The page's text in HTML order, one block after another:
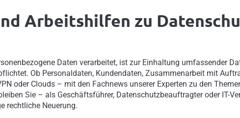
Arbeitshilfen zu
Daten verarbeitet, ist zur Einhaltung umfassender
Ob Personaldaten, Kundendaten, Zusammenarbeit mit
oder Clouds – mit den Fachnews unserer Experten zu den
Sie – als Geschäftsführer, Datenschutzbeauftragter oder IT-
rechtliche Neuerung.